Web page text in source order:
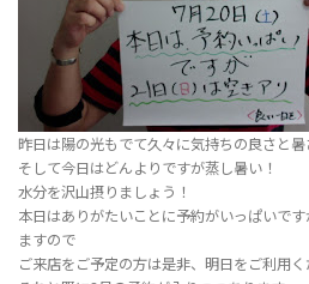
昨日は陽の光もでて久々に気持ちの良さと暑
そして今日はどんよりですが蒸し暑い！
水分を沢山摂りましょう！
本日はありがたいことに予約がいっぱいで
ますので
ご来店をご予定の方は是非、明日をご利用く